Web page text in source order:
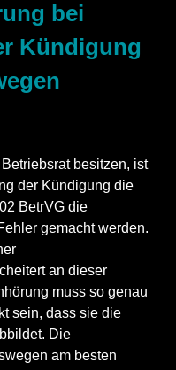
bei
Kündigung
besitzen, ist
der Kündigung die
BetrVG die
gemacht werden.
an dieser
muss so genau
sein, dass sie die
Die
am besten